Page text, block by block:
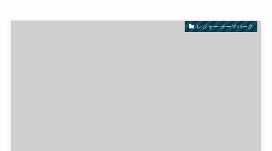
レジャー-テーマパーク